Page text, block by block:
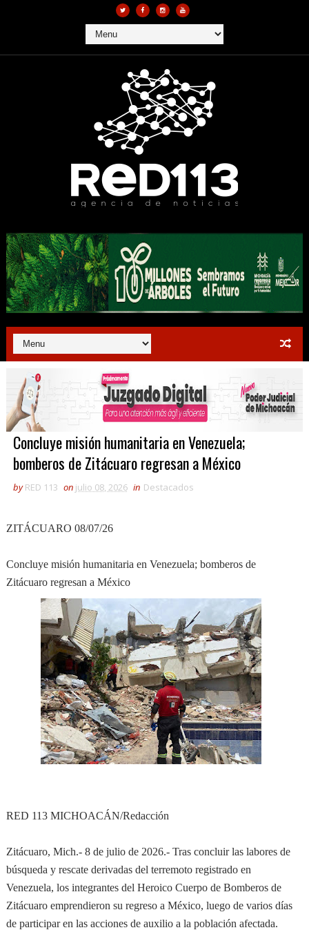
Concluye misión humanitaria en Venezuela;
bomberos de Zitácuaro regresan a México
by RED 113 on julio 08, 2026 in Destacados
ZITÁCUARO 08/07/26
Concluye misión humanitaria en Venezuela; bomberos de
Zitácuaro regresan a México
RED 113 MICHOACÁN/Redacción
Zitácuaro, Mich.- 8 de julio de 2026.- Tras concluir las labores de
búsqueda y rescate derivadas del terremoto registrado en
Venezuela, los integrantes del Heroico Cuerpo de Bomberos de
Zitácuaro emprendieron su regreso a México, luego de varios días
de participar en las acciones de auxilio a la población afectada.